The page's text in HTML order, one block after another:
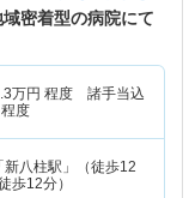
密着型の病院にて
万円 程度 諸手当込
程度
新八柱駅」（徒歩12
歩12分）